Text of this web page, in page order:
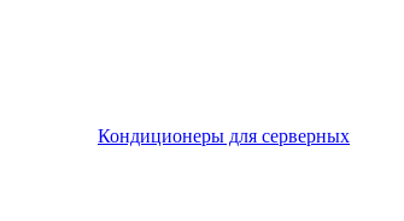
Кондиционеры для серверных